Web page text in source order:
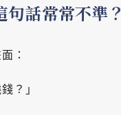
話常常不準？
：
？」